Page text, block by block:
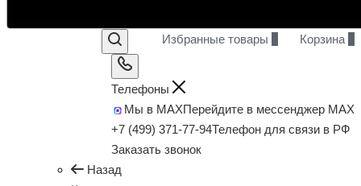
Избранные товары Корзина
Телефоны
Мы в MAXПерейдите в мессенджер MAX
+7 (499) 371-77-94Телефон для связи в РФ
Заказать звонок
Назад